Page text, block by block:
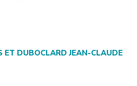
ET DUBOCLARD JEAN-CLAUDE